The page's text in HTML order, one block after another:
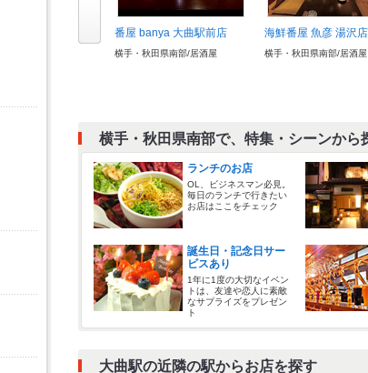
番屋 banya 大曲駅前店
横手・秋田県南部/居酒屋
海鮮番屋 魚彦 湯沢店
横手・秋田県南部/居酒屋
横手・秋田県南部で、特集・シーンから
ランチのお店
OL、ビジネスマン必見。
毎日のランチで行きたい
お店はここをチェック
誕生日・記念日サー
ビスあり
1年に1度の大切なイベン
トは、友達や恋人に素敵
なサプライズをプレゼン
ト
大曲駅の近隣の駅からお店を探す